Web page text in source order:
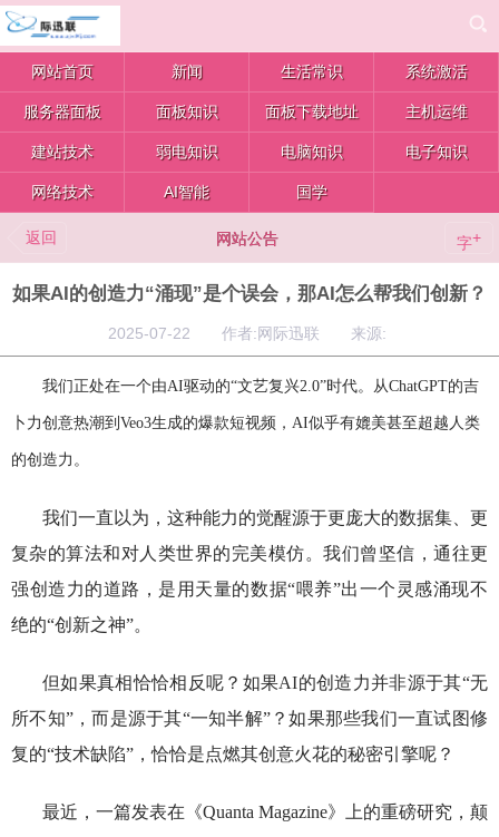
网站首页 新闻 生活常识 系统激活
服务器面板 面板知识 面板下载地址 主机运维
建站技术 弱电知识 电脑知识 电子知识
网络技术 AI智能 国学
返回 网站公告 字+
如果AI的创造力“涌现”是个误会，那AI怎么帮我们创新？
2025-07-22 作者:网际迅联 来源:
我们正处在一个由AI驱动的“文艺复兴2.0”时代。从ChatGPT的吉
卜力创意热潮到Veo3生成的爆款短视频，AI似乎有媲美甚至超越人类
的创造力。
我们一直以为，这种能力的觉醒源于更庞大的数据集、更
复杂的算法和对人类世界的完美模仿。我们曾坚信，通往更
强创造力的道路，是用天量的数据“喂养”出一个灵感涌现不
绝的“创新之神”。
但如果真相恰恰相反呢？如果AI的创造力并非源于其“无
所不知”，而是源于其“一知半解”？如果那些我们一直试图修
复的“技术缺陷”，恰恰是点燃其创意火花的秘密引擎呢？
最近，一篇发表在《Quanta Magazine》上的重磅研究，颠